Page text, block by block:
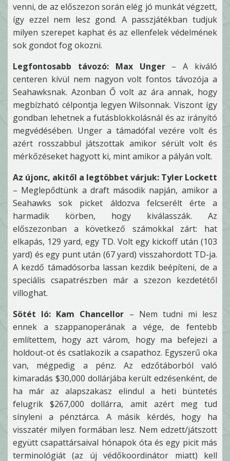
venni, de az előszezon során elég jó munkát végzett,
így ezzel nem lesz gond. A passzjátékban tudjuk
milyen szerepet kaphat és az ellenfelek védelmének
sok gondot fog okozni.
Legfontosabb távozó: Max Unger– A kiváló
centeren kívül nem nagyon volt fontos távozója a
Seahawksnak. Azonban Ő volt az ára annak, hogy
megbízható célpontja legyen Wilsonnak. Viszont így
gondban lehetnek a futásblokkolásnál és az irányító
megvédésében. Unger a támadófal vezére volt és
azért rosszabbul játszottak amikor sérült volt és
mérkőzéseket hagyott ki, mint amikor a pályán volt.
Az újonc, akitől a legtöbbet várjuk: Tyler Lockett
– Meglepődtünk a draft második napján, amikor a
Seahawks sok picket áldozva felcserélt érte a
harmadik körben, hogy kiválasszák. Az
előszezonban a következő számokkal zárt: hat
elkapás, 129 yard, egy TD. Volt egy kickoff után (103
yard) és egy punt után (67 yard) visszahordott TD-ja.
A kezdő támadósorba lassan kezdik beépíteni, de a
speciális csapatrészben már a szezon kezdetétől
villoghat.
Sötét ló: Kam Chancellor – Nem tudni mi lesz
ennek a szappanoperának a vége, de fentebb
említettem, hogy azt várom, hogy ma befejezi a
holdout-ot és csatlakozik a csapathoz. Egyszerű oka
van, mégpedig a pénz. Az edzőtáborból való
kimaradás $30,000 dollárjába került edzésenként, de
ha már az alapszakasz elindul a heti büntetés
felugrik $267,000 dollárra, amit azért meg tud
sínyleni a pénztárca. A másik kérdés, hogy ha
visszatér milyen formában lesz. Nem edzett/játszott
együtt csapattársaival hónapok óta és egy picit más
terminológiát (az új védőkoordinátor miatt) kell